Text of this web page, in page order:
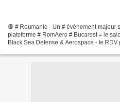
🔴 # Roumanie - Un # événement majeur
plateforme # RomAero # Bucarest = le
Black Sea Defense & Aerospace - le